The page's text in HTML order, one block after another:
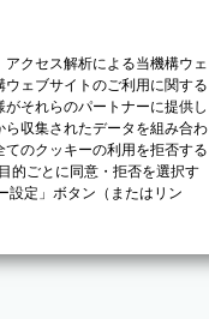
クセス解析による当機構ウェ
ェブサイトのご利用に関する
それらのパートナーに提供し
収集されたデータを組み合わ
のクッキーの利用を拒否する
的ごとに同意・拒否を選択す
設定」ボタン（またはリン